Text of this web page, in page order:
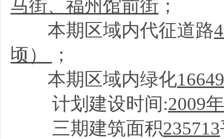
马街、福州馆前街 ；
本期区域内代征道路
顷）
；
本期区域内绿化
计划建设时间:2009
三期建筑面积235713